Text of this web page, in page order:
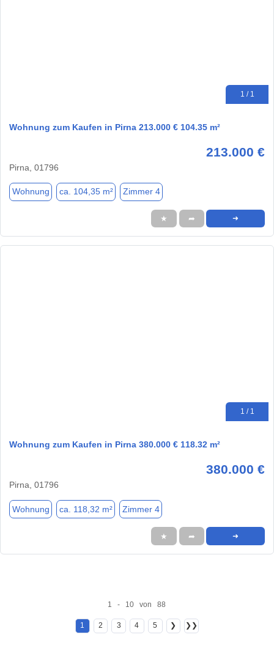
1 / 1
Wohnung zum Kaufen in Pirna 213.000 € 104.35 m²
213.000 €
Pirna, 01796
Wohnung ca. 104,35 m² Zimmer 4
★ ➦ ➜
1 / 1
Wohnung zum Kaufen in Pirna 380.000 € 118.32 m²
380.000 €
Pirna, 01796
Wohnung ca. 118,32 m² Zimmer 4
★ ➦ ➜
1 - 10 von 88
1 2 3 4 5 ❯ ❯❯